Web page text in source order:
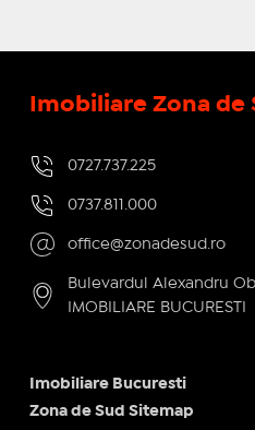
Imobiliare Zona de
0727.737.225
0737.811.000
office@zonadesud.ro
Bulevardul Alexandru
IMOBILIARE BUCURESTI
Imobiliare Bucuresti
Zona de Sud Sitemap